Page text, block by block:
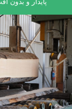
پایدار و بدون